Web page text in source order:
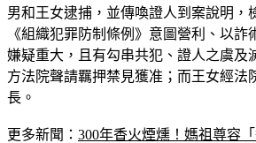
男和王女逮捕，並傳喚證人到案說明，
《組織犯罪防制條例》意圖營利、以
嫌疑重大，且有勾串共犯、證人之虞及
方法院聲請羈押禁見獲准；而王女經法
長。
更多新聞： 300年香火煙燻！媽祖尊容